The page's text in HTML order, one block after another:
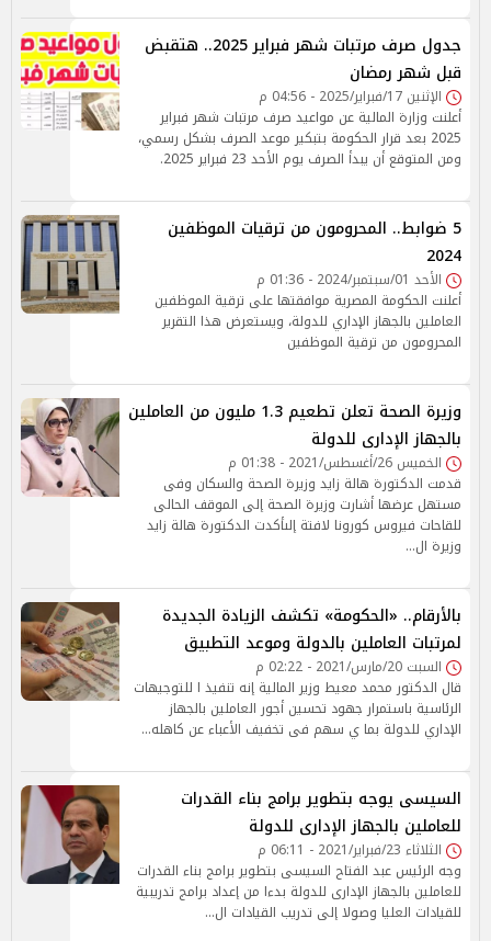
جدول صرف مرتبات شهر فبراير 2025.. هتقبض
قبل شهر رمضان
الإثنين 17/فبراير/2025 - 04:56 م
أعلنت وزارة المالية عن مواعيد صرف مرتبات شهر فبراير
2025 بعد قرار الحكومة بتبكير موعد الصرف بشكل رسمي،
ومن المتوقع أن يبدأ الصرف يوم الأحد 23 فبراير 2025.
5 ضوابط.. المحرومون من ترقيات الموظفين
2024
الأحد 01/سبتمبر/2024 - 01:36 م
أعلنت الحكومة المصرية موافقتها على ترقية الموظفين
العاملين بالجهاز الإداري للدولة، ويستعرض هذا التقرير
المحرومون من ترقية الموظفين
وزيرة الصحة تعلن تطعيم 1.3 مليون من العاملين
بالجهاز الإدارى للدولة
الخميس 26/أغسطس/2021 - 01:38 م
قدمت الدكتورة هالة زايد وزيرة الصحة والسكان وفى
مستهل عرضها أشارت وزيرة الصحة إلى الموقف الحالى
للقاحات فيروس كورونا لافتة إلىأكدت الدكتورة هالة زايد
وزيرة ال…
بالأرقام.. «الحكومة» تكشف الزيادة الجديدة
لمرتبات العاملين بالدولة وموعد التطبيق
السبت 20/مارس/2021 - 02:22 م
قال الدكتور محمد معيط وزير المالية إنه تنفيذ ا للتوجيهات
الرئاسية باستمرار جهود تحسين أجور العاملين بالجهاز
الإداري للدولة بما ي سهم فى تخفيف الأعباء عن كاهله…
السيسى يوجه بتطوير برامج بناء القدرات
للعاملين بالجهاز الإدارى للدولة
الثلاثاء 23/فبراير/2021 - 06:11 م
وجه الرئيس عبد الفتاح السيسى بتطوير برامج بناء القدرات
للعاملين بالجهاز الإدارى للدولة بدءا من إعداد برامج تدريبية
للقيادات العليا وصولا إلى تدريب القيادات ال…